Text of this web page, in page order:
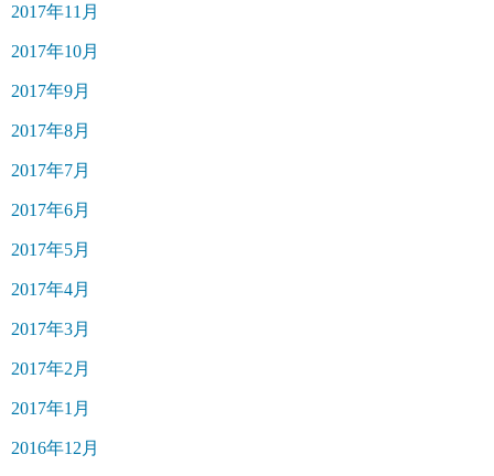
2017年11月
2017年10月
2017年9月
2017年8月
2017年7月
2017年6月
2017年5月
2017年4月
2017年3月
2017年2月
2017年1月
2016年12月